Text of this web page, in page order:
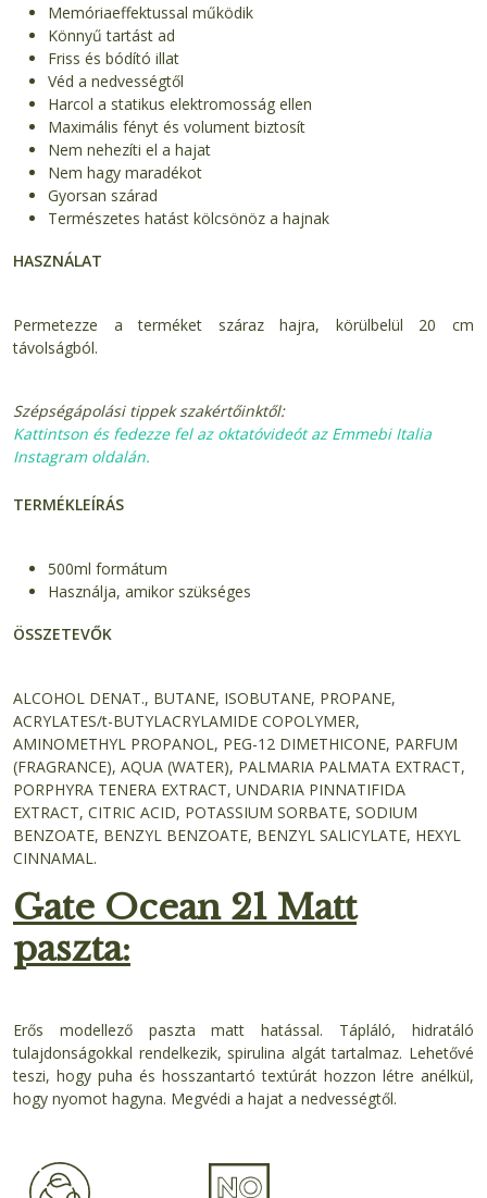
Memóriaeffektussal működik
Könnyű tartást ad
Friss és bódító illat
Véd a nedvességtől
Harcol a statikus elektromosság ellen
Maximális fényt és volument biztosít
Nem nehezíti el a hajat
Nem hagy maradékot
Gyorsan szárad
Természetes hatást kölcsönöz a hajnak
HASZNÁLAT
Permetezze a terméket száraz hajra, körülbelül 20 cm
távolságból.
Szépségápolási tippek szakértőinktől:
Kattintson és fedezze fel az oktatóvideót az Emmebi Italia
Instagram oldalán.
TERMÉKLEÍRÁS
500ml formátum
Használja, amikor szükséges
ÖSSZETEVŐK
ALCOHOL DENAT., BUTANE, ISOBUTANE, PROPANE,
ACRYLATES/t-BUTYLACRYLAMIDE COPOLYMER,
AMINOMETHYL PROPANOL, PEG-12 DIMETHICONE, PARFUM
(FRAGRANCE), AQUA (WATER), PALMARIA PALMATA EXTRACT,
PORPHYRA TENERA EXTRACT, UNDARIA PINNATIFIDA
EXTRACT, CITRIC ACID, POTASSIUM SORBATE, SODIUM
BENZOATE, BENZYL BENZOATE, BENZYL SALICYLATE, HEXYL
CINNAMAL.
Gate Ocean 21 Matt
paszta:
Erős modellező paszta matt hatással. Tápláló, hidratáló
tulajdonságokkal rendelkezik, spirulina algát tartalmaz. Lehetővé
teszi, hogy puha és hosszantartó textúrát hozzon létre anélkül,
hogy nyomot hagyna. Megvédi a hajat a nedvességtől.